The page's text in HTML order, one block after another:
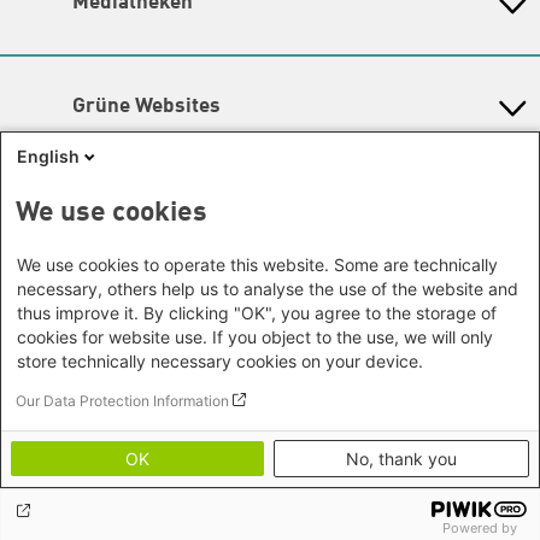
Rheinland-Pfalz
Sachsen
Schleswig-Holstein
Thüringen
Afrika
Somalia/Somaliland, Sudan,
Tansania
Büro Dakar - Senegal
Büro Kapstadt - Südafrika, Namibia,
Simbabwe
Europa
Mazedonien
Brüssel - Europäische Union |
Gunda-Werner-Institut
Archiv Grünes Gedächtnis
Grüne Websites
Bündnis 90 / Die Grünen
Die Grünen im Europäischen Parlament
Social Links
Facebook
Flickr
Instagram
Soundcloud
Datenschutz
Erklärung zur Barrierefreiheit
Bildnachweise
English
We use cookies
We use cookies to operate this website. Some are technically
necessary, others help us to analyse the use of the website and
thus improve it. By clicking "OK", you agree to the storage of
cookies for website use. If you object to the use, we will only
store technically necessary cookies on your device.
Our Data Protection Information
OK No, thank you
Powered by